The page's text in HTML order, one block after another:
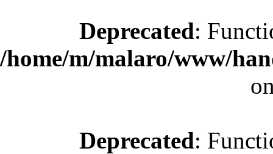
Deprecated:
/home/m/malaro/www/
Deprecated: